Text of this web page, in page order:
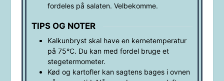
fordeles på salaten. Velbekomme.
TIPS OG NOTER
Kalkunbryst skal have en kernetemperatur
på 75°C. Du kan med fordel bruge et
stegetermometer.
Kød og kartofler kan sagtens bages i ovnen